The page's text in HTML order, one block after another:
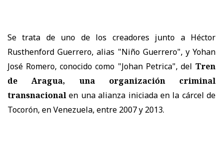
Se trata de uno de los creadores junto a Héctor
Rusthenford Guerrero, alias "Niño Guerrero", y Yohan
José Romero, conocido como "Johan Petrica", del Tren
de Aragua, una organización criminal
transnacional en una alianza iniciada en la cárcel de
Tocorón, en Venezuela, entre 2007 y 2013.